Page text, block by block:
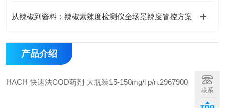
从辣椒到酱料：辣椒素辣度检测仪全场景辣度管控方案
产品介绍
HACH 快速法COD药剂 大瓶装15-150mg/l p/n.2967900
联系